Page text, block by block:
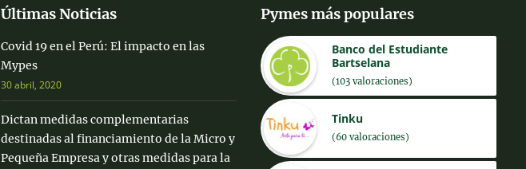
Últimas Noticias
Covid 19 en el Perú: El impacto en las
Mypes
30 abril, 2020
Dictan medidas complementarias
destinadas al financiamiento de la Micro y
Pequeña Empresa y otras medidas para la
Pymes más populares
Banco del Estudiante
Bartselana
(103 valoraciones)
Tinku
(60 valoraciones)